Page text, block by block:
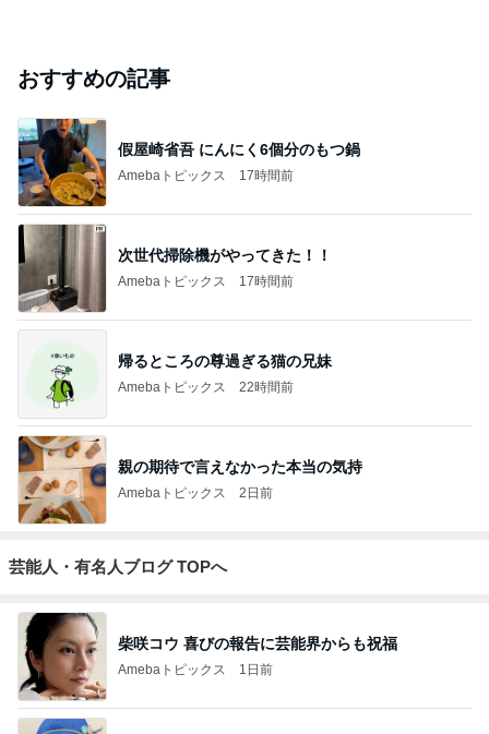
おすすめの記事
假屋崎省吾 にんにく6個分のもつ鍋
Amebaトピックス 17時間前
次世代掃除機がやってきた！！
Amebaトピックス 17時間前
帰るところの尊過ぎる猫の兄妹
Amebaトピックス 22時間前
親の期待で言えなかった本当の気持
Amebaトピックス 2日前
芸能人・有名人ブログ TOPへ
柴咲コウ 喜びの報告に芸能界からも祝福
Amebaトピックス 1日前